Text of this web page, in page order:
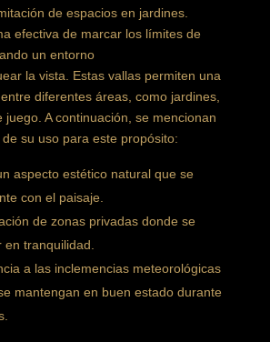
de espacios en jardines.
efectiva de marcar los límites de
un entorno
la vista. Estas vallas permiten una
diferentes áreas, como jardines,
juego. A continuación, se mencionan
su uso para este propósito:
aspecto estético natural que se
con el paisaje.
de zonas privadas donde se
tranquilidad.
a las inclemencias meteorológicas
mantengan en buen estado durante